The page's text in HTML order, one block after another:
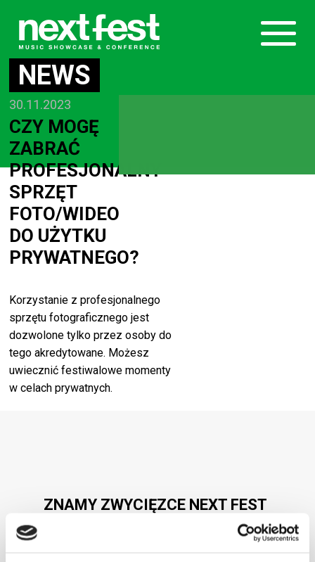
NEWS
30.11.2023
CZY MOGĘ
ZABRAĆ
PROFESJONALNY
SPRZĘT
FOTO/WIDEO
DO UŻYTKU
PRYWATNEGO?
Korzystanie z profesjonalnego
sprzętu fotograficznego jest
dozwolone tylko przez osoby do
tego akredytowane. Możesz
uwiecznić festiwalowe momenty
w celach prywatnych.
ZNAMY ZWYCIĘZCE NEXT FEST